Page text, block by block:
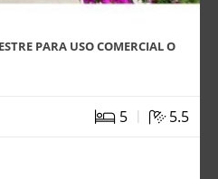
PARA USO COMERCIAL O
5 | 5.5